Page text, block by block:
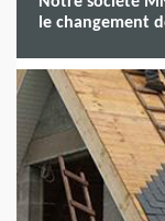
le changement